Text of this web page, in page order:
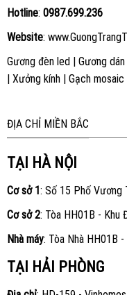
Hotline: 0987.699.236
Website:
Gương đèn led| Gương
| Xưởng kính| Gạch mosaic
ĐỊA CHỈ MIỀN BẮC
TẠI HÀ NỘI
Cơ sở 1 : Số 15 Phố Vương
Cơ sở 2: Tòa HH01B - Khu
Nhà máy: Tòa Nhà HH01B
TẠI HẢI PHÒNG